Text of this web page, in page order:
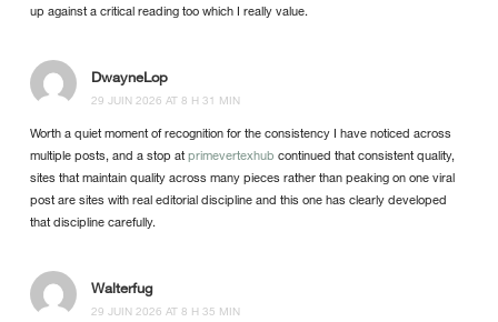
up against a critical reading too which I really value.
DwayneLop
29 JUIN 2026 AT 8 H 31 MIN
Worth a quiet moment of recognition for the consistency I have noticed across
multiple posts, and a stop atprimevertexhub continued that consistent quality,
sites that maintain quality across many pieces rather than peaking on one viral
post are sites with real editorial discipline and this one has clearly developed
that discipline carefully.
Walterfug
29 JUIN 2026 AT 8 H 35 MIN